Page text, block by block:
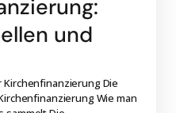
und
Die
Wie man